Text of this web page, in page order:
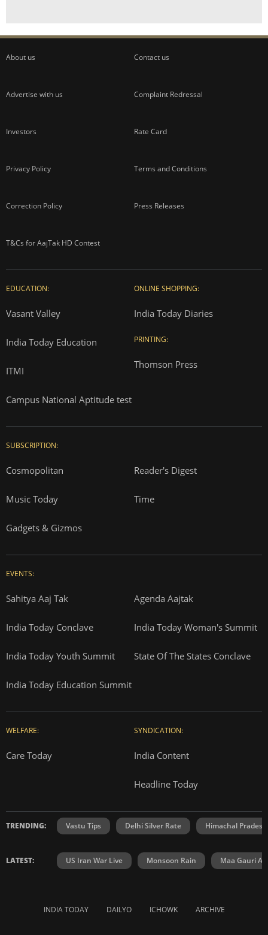
About us Contact us
Advertise with us Complaint Redressal
Investors Rate Card
Privacy Policy Terms and Conditions
Correction Policy Press Releases
T&Cs for AajTak HD Contest
EDUCATION:
Vasant Valley
India Today Education
ITMI
Campus National Aptitude test
ONLINE SHOPPING:
India Today Diaries
PRINTING:
Thomson Press
SUBSCRIPTION:
Cosmopolitan Reader's Digest
Music Today Time
Gadgets & Gizmos
EVENTS:
Sahitya Aaj Tak Agenda Aajtak
India Today Conclave India Today Woman's Summit
India Today Youth Summit State Of The States Conclave
India Today Education Summit
WELFARE:
Care Today
SYNDICATION:
India Content
Headline Today
TRENDING: Vastu Tips Delhi Silver Rate Himachal
LATEST: US Iran War Live Monsoon Rain Maa Gauri
INDIA TODAY DAILYO ICHOWK ARCHIVE